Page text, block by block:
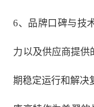
6、品牌口碑与技
力以及供应商提供
期稳定运行和解决